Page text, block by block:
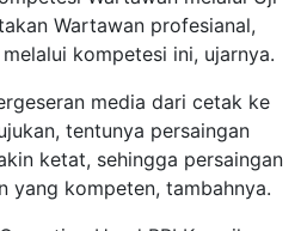
Wartawan profesianal,
kompetesi ini, ujarnya.
media dari cetak ke
tentunya persaingan
ketat, sehingga persaingan
yang kompeten, tambahnya.